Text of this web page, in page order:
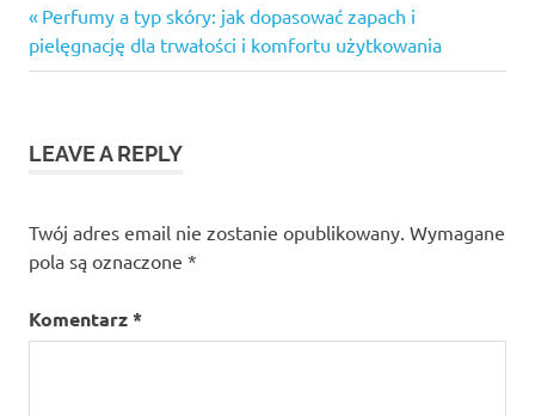
Nawigacja
wpisu
Previous
Post:
Perfumy a typ skóry: jak dopasować zapach i
pielęgnację dla trwałości i komfortu użytkowania
LEAVE A REPLY
Twój adres email nie zostanie opublikowany. Wymagane
pola są oznaczone *
Komentarz*